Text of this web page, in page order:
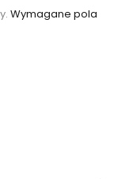
Wymagane pola